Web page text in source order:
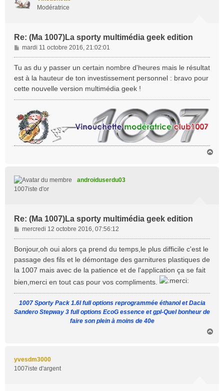
Modératrice
Re: (Ma 1007)La sporty multimédia geek edition
M
e
a
g
e
mardi 11 octobre 2016, 21:02:01
Tu as du y passer un certain nombre d'heures mais le résultat
est à la hauteur de ton investissement personnel : bravo pour
cette nouvelle version multimédia geek !
androiduserdu03
1007iste d'or
Re: (Ma 1007)La sporty multimédia geek edition
M
e
s
g
e
mercredi 12 octobre 2016, 07:56:12
Bonjour,oh oui alors ça prend du temps,le plus difficile c'est le
passage des fils et le démontage des garnitures plastiques de
la 1007 mais avec de la patience et de l'application ça se fait
bien,merci en tout cas pour vos compliments.
1007 Sporty Pack 1.6l full options reprogrammée éthanol et Dacia
Sandero Stepway 3 full options EcoG essence et gpl-Quel bonheur de
faire son plein à moins de 40e
yvesdm3000
1007iste d'argent